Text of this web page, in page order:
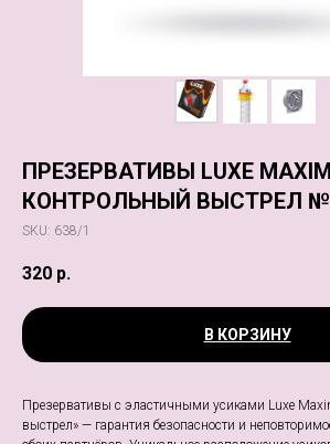
ПРЕЗЕРВАТИВЫ LUXE
КОНТРОЛЬНЫЙ ВЫСТРЕЛ
SKU: 638/1
320 р.
В КОРЗИНУ
Презервативы с эластичными усиками Luxe
выстрел» — гарантия безопасности и